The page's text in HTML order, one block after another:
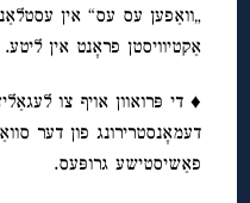
„וואַפען עס עס“ אין
אַקטיוויסטן פראָנט אין ליטע.
♦ די פּרואוון אויף צו
דעמאָנסטרירונג פון דער
פאַשיסטישע גרופּעס.